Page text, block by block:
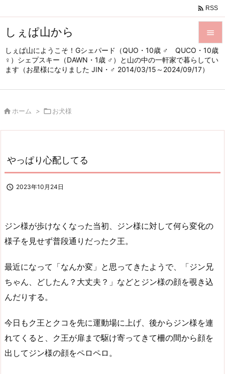
しぇぱ山から
しぇぱ山にようこそ！Gシェパード（QUO・10歳 ♂ QUCO・10歳
♀）シェプスキー（DAWN・1歳 ♂）と山の中の一軒家で暮らしてい
ます（お星様になりました JIN・♂ 2014/03/15～2024/09/17）


メニュ
サイド

 RSS
 ホーム > お犬様
やっぱり心配してる
 2023年10月24日
ジン様が歩けなくなった当初、ジン様に対して何ら変化の
様子を見せず普段通りだったク王。
最近になって「なんか変」と思ってきたようで、「ジン兄
ちゃん、どしたん？大丈夫？」などとジン様の顔を覗き込
んだりする。
今日もク王とクコを先に運動場に上げ、後からジン様を連
れてくると、ク王が扉まで駆け寄ってきて柵の間から顔を
出してジン様の顔をペロペロ。